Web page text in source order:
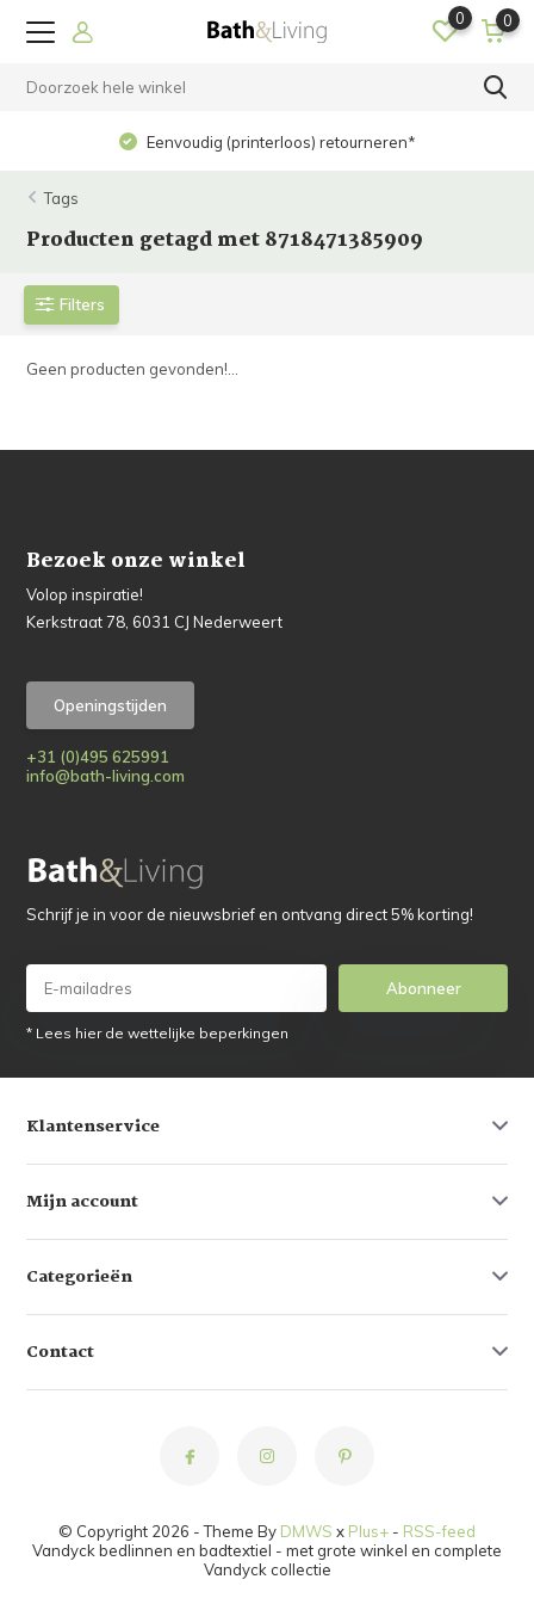
0 0
Eenvoudig (printerloos) retourneren*
Tags
Producten getagd met 8718471385909
Filters
Geen producten gevonden!...
Bezoek onze winkel
Volop inspiratie!
Kerkstraat 78, 6031 CJ Nederweert
Openingstijden
+31 (0)495 625991
info@bath-living.com
Schrijf je in voor de nieuwsbrief en ontvang direct 5% korting!
Abonneer
* Lees hier de wettelijke beperkingen
Klantenservice
Mijn account
Categorieën
Contact
© Copyright 2026 - Theme By DMWS x Plus+ - RSS-feed
Vandyck bedlinnen en badtextiel - met grote winkel en complete
Vandyck collectie